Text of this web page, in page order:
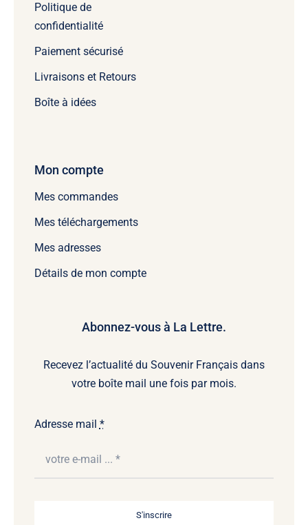
Politique de
confidentialité
Paiement sécurisé
Livraisons et Retours
Boîte à idées
Mon compte
Mes commandes
Mes téléchargements
Mes adresses
Détails de mon compte
Abonnez-vous à La Lettre.
Recevez l’actualité du Souvenir Français dans
votre boîte mail une fois par mois.
Adresse mail *
S'inscrire